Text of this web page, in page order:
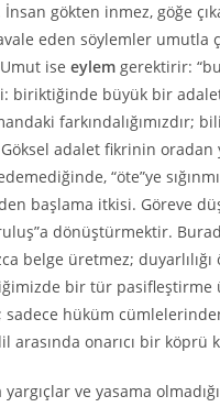
gökten inmez, göğe
eden söylemler umutla
ise eylem gerektirir:
biriktiğinde büyük bir
farkındalığımızdır;
adalet fikrinin oradan
“öte”ye
başlama itkisi. Göreve
dönüştürmektir.
belge üretmez;
bir tür pasifleştirme
sadece hüküm
onarıcı bir köprü
ve yasama